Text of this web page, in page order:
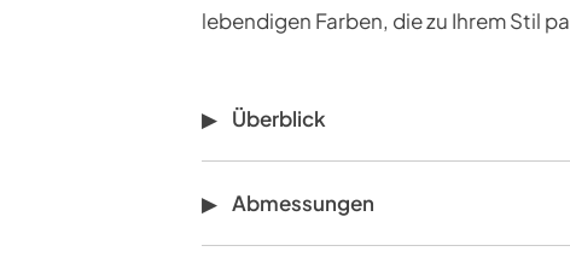
lebendigen Farben, die zu Ihrem Stil
Überblick
Abmessungen